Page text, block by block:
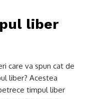
liber
care va spun cat de
liber? Acestea
timpul liber